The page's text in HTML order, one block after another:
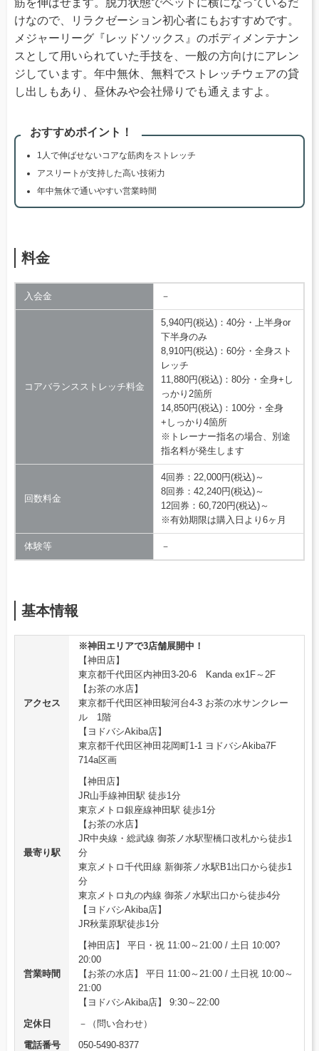
けなので、リラクゼーション初心者にもおすすめです。
メジャーリーグ『レッドソックス』のボディメンテナン
スとして用いられていた手技を、一般の方向けにアレン
ジしています。年中無休、無料でストレッチウェアの貸
し出しもあり、昼休みや会社帰りでも通えますよ。
おすすめポイント！
1人で伸ばせないコアな筋肉をストレッチ
アスリートが支持した高い技術力
年中無休で通いやすい営業時間
料金
入会金 －
コアバランスストレッチ料金
5,940円(税込)：40分・上半身or
下半身のみ
8,910円(税込)：60分・全身スト
レッチ
11,880円(税込)：80分・全身+し
っかり2箇所
14,850円(税込)：100分・全身
+しっかり4箇所
※トレーナー指名の場合、別途
指名料が発生します
回数料金
4回券：22,000円(税込)～
8回券：42,240円(税込)～
12回券：60,720円(税込)～
※有効期限は購入日より6ヶ月
体験等 －
基本情報
アクセス
※神田エリアで3店舗展開中！
【神田店】
東京都千代田区内神田3-20-6 Kanda ex1F～2F
【お茶の水店】
東京都千代田区神田駿河台4-3 お茶の水サンクレー
ル 1階
【ヨドバシAkiba店】
東京都千代田区神田花岡町1-1 ヨドバシAkiba7F
714a区画
最寄り駅
【神田店】
JR山手線神田駅 徒歩1分
東京メトロ銀座線神田駅 徒歩1分
【お茶の水店】
JR中央線・総武線 御茶ノ水駅聖橋口改札から徒歩1
分
東京メトロ千代田線 新御茶ノ水駅B1出口から徒歩1
分
東京メトロ丸の内線 御茶ノ水駅出口から徒歩4分
【ヨドバシAkiba店】
JR秋葉原駅徒歩1分
営業時間
【神田店】 平日・祝 11:00～21:00 / 土日 10:00?
20:00
【お茶の水店】 平日 11:00～21:00 / 土日祝 10:00～
21:00
【ヨドバシAkiba店】 9:30～22:00
定休日
－（問い合わせ）
電話番号
050-5490-8377